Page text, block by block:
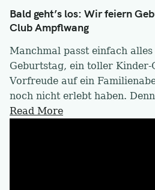
Bald geht’s los: Wir feiern
Club Ampflwang
Manchmal passt einfach alles
Geburtstag, ein toller Kinder-
Vorfreude auf ein
noch nicht erlebt haben.
Read More